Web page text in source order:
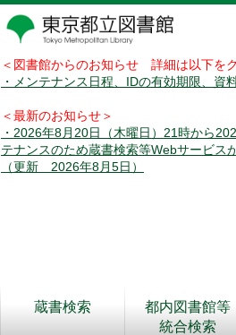
＜図書館からのお知らせ 詳細は以下を
・メンテナンス日程、IDの有効期限、
＜最新のお知らせ＞
・2026年8月20日（木曜日）21時から
テナンスのため蔵書検索等Webサービス
（更新 2026年8月5日）
蔵書検索
都内図書館等
統合検索